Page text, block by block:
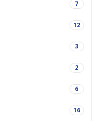
7
12
3
2
6
16